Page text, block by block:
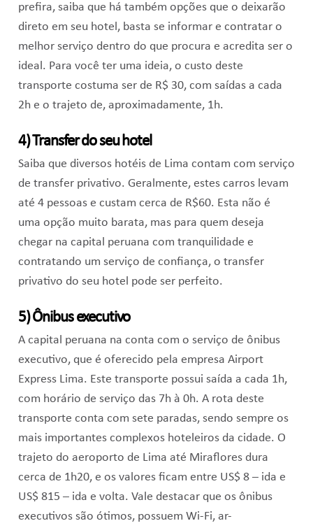
prefira, saiba que há também opções que o deixarão
direto em seu hotel, basta se informar e contratar o
melhor serviço dentro do que procura e acredita ser o
ideal. Para você ter uma ideia, o custo deste
transporte costuma ser de R$ 30, com saídas a cada
2h e o trajeto de, aproximadamente, 1h.
4) Transfer do seu hotel
Saiba que diversos hotéis de Lima contam com serviço
de transfer privativo. Geralmente, estes carros levam
até 4 pessoas e custam cerca de R$60. Esta não é
uma opção muito barata, mas para quem deseja
chegar na capital peruana com tranquilidade e
contratando um serviço de confiança, o transfer
privativo do seu hotel pode ser perfeito.
5) Ônibus executivo
A capital peruana na conta com o serviço de ônibus
executivo, que é oferecido pela empresa Airport
Express Lima. Este transporte possui saída a cada 1h,
com horário de serviço das 7h à 0h. A rota deste
transporte conta com sete paradas, sendo sempre os
mais importantes complexos hoteleiros da cidade. O
trajeto do aeroporto de Lima até Miraflores dura
cerca de 1h20, e os valores ficam entre US$ 8 – ida e
US$ 815 – ida e volta. Vale destacar que os ônibus
executivos são ótimos, possuem Wi-Fi, ar-